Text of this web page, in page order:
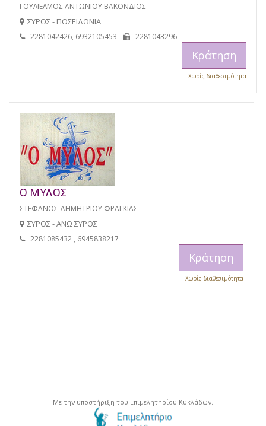
ΓΟΥΛΙΕΛΜΟΣ ΑΝΤΩΝΙΟΥ ΒΑΚΟΝΔΙΟΣ
ΣΥΡΟΣ - ΠΟΣΕΙΔΩΝΙΑ
2281042426, 6932105453 2281043296
Κράτηση
Χωρίς διαθεσιμότητα
Ο ΜΥΛΟΣ
ΣΤΕΦΑΝΟΣ ΔΗΜΗΤΡΙΟΥ ΦΡΑΓΚΙΑΣ
ΣΥΡΟΣ - ΑΝΩ ΣΥΡΟΣ
2281085432 , 6945838217
Κράτηση
Χωρίς διαθεσιμότητα
Με την υποστήριξη του Επιμελητηρίου Κυκλάδων.